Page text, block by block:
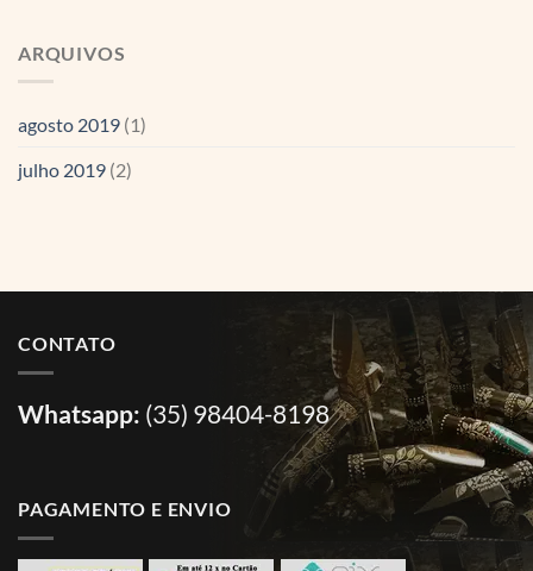
ARQUIVOS
agosto 2019 (1)
julho 2019 (2)
CONTATO
Whatsapp: (35) 98404-8198
PAGAMENTO E ENVIO